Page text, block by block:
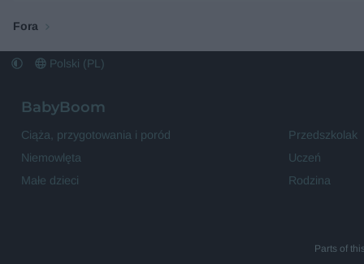
Fora
Polski (PL)
BabyBoom
Ciąża, przygotowania i poród
Niemowlęta
Małe dzieci
Przedszkolak
Uczeń
Rodzina
Parts of